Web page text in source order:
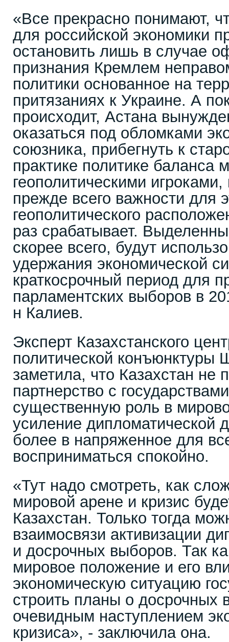
«Все прекрасно понимают,
для российской экономики
остановить лишь в случае
признания Кремлем
политики основанное на
притязаниях к Украине. А
происходит, Астана
оказаться под обломками
союзника, прибегнуть к
практике политике
геополитическими
прежде всего важности для
геополитического
раз срабатывает.
скорее всего, будут
удержания экономической
краткосрочный период для
парламентских выборов в
н Калиев.
Эксперт Казахстанского
политической конъюнктуры
заметила, что Казахстан не
партнерство с
существенную роль в
усиление дипломатической
более в напряженное для
восприниматься спокойно.
«Тут надо смотреть, как
мировой арене и кризис
Казахстан. Только тогда
взаимосвязи активизации
и досрочных выборов. Так
мировое положение и его
экономическую ситуацию
строить планы о досрочных
очевидным наступлением
кризиса», - заключила она.